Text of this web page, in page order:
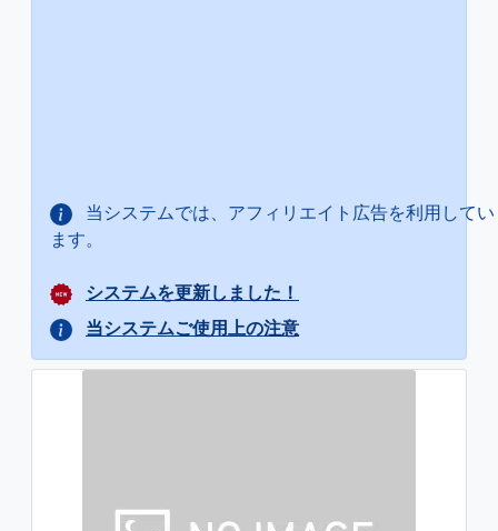
当システムでは、アフィリエイト広告を利用してい
ます。
システムを更新しました！
当システムご使用上の注意